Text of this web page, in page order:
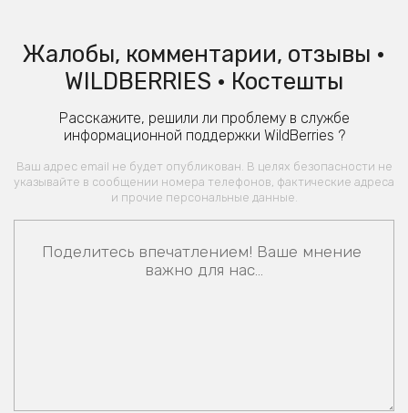
Жалобы, комментарии, отзывы •
WILDBERRIES • Костешты
Расскажите, решили ли проблему в службе
информационной поддержки WildBerries ?
Ваш адрес email не будет опубликован. В целях безопасности не
указывайте в сообщении номера телефонов, фактические адреса
и прочие персональные данные.